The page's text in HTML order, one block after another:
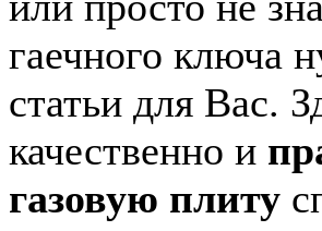
гаечного ключа
статьи для Вас.
качественно и
газовую плиту